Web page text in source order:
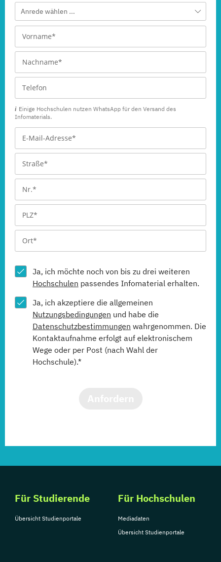
Anrede wählen ...
Einige Hochschulen nutzen WhatsApp für den Versand des
Infomaterials.
Ja, ich möchte noch von bis zu drei weiteren
Hochschulen passendes Infomaterial erhalten.
Ja, ich akzeptiere die allgemeinen
Nutzungsbedingungen und habe die
Datenschutzbestimmungen wahrgenommen. Die
Kontaktaufnahme erfolgt auf elektronischem
Wege oder per Post (nach Wahl der
Hochschule).*
Für Studierende
Übersicht Studienportale
Für Hochschulen
Mediadaten
Übersicht Studienportale